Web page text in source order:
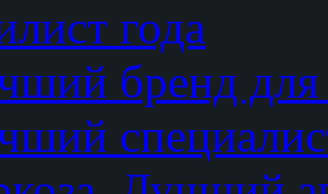
года
бренд